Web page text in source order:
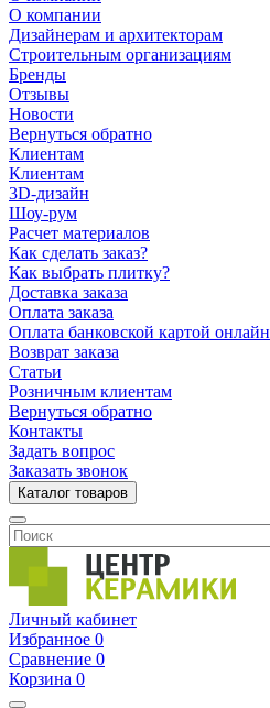
О компании
Дизайнерам и архитекторам
Строительным организациям
Бренды
Отзывы
Новости
Вернуться обратно
Клиентам
Клиентам
3D-дизайн
Шоу-рум
Расчет материалов
Как сделать заказ?
Как выбрать плитку?
Доставка заказа
Оплата заказа
Оплата банковской картой онлайн
Возврат заказа
Статьи
Розничным клиентам
Вернуться обратно
Контакты
Задать вопрос
Заказать звонок
Каталог товаров
Личный кабинет
Избранное 0
Сравнение 0
Корзина 0